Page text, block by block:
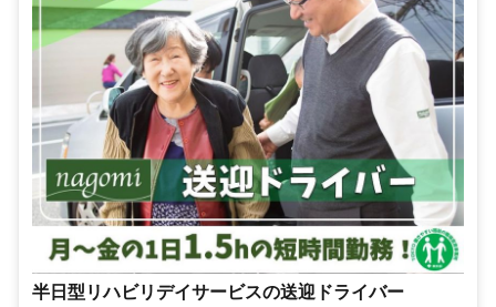
半日型リハビリデイサービスの送迎ドライバー